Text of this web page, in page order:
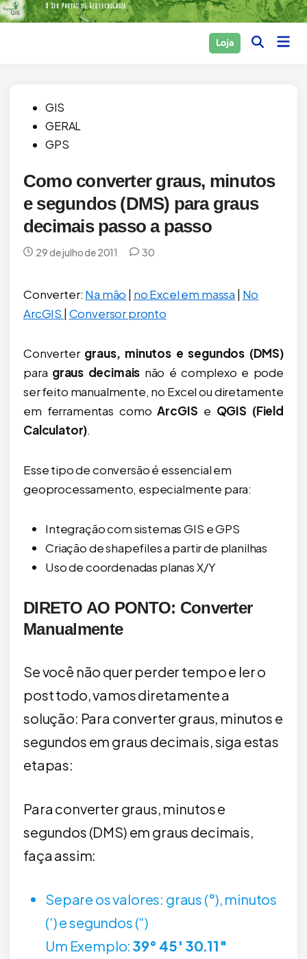
Skip
to
Loja Open Main
Posted
GIS
GERAL
GPS
Como converter graus, minutos
e segundos (DMS) para graus
decimais passo a passo
29 de julho de 2011 30
Converter: Na mão | no Excel em massa | No
ArcGIS | Conversor pronto
Converter graus, minutos e segundos (DMS)
para graus decimais não é complexo e pode
ser feito manualmente, no Excel ou diretamente
em ferramentas comoArcGIS e QGIS (Field
Calculator).
Esse tipo de conversão é essencial em
geoprocessamento, especialmente para:
Integração com sistemas GIS e GPS
Criação de shapefiles a partir de planilhas
Uso de coordenadas planas X/Y
DIRETO AO PONTO: Converter
Manualmente
Se você não quer perder tempo e ler o
post todo, vamos diretamente a
solução: Para converter graus, minutos e
segundos em graus decimais, siga estas
etapas:
Para converter graus, minutos e
segundos (DMS) em graus decimais,
faça assim:
Separe os valores: graus (°), minutos
(‘) e segundos (“)
Um Exemplo:39° 45′ 30.11″